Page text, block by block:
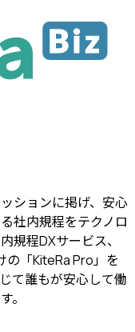
ションに掲げ、安心
社内規程をテクノロ
規程DXサービス、
の「KiteRa Pro」を
て誰もが安心して働
。